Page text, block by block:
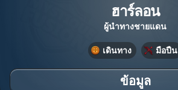
ฮาร์ลอน
ผู้นำทางชายแดน
เดินทาง มือปืน
ข้อมูล